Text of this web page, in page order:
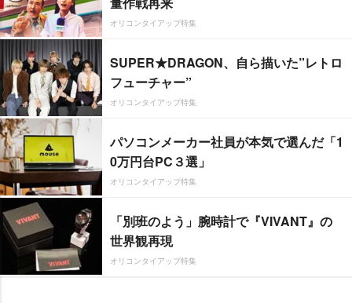
オリコンタイアップ特集
SUPER★DRAGON、自ら描いた”レトロ
フューチャー”
オリコンタイアップ特集
パソコンメーカー社員が本気で選んだ「1
0万円台PC３選」
オリコンタイアップ特集
「別班のよう」腕時計で『VIVANT』の
世界観再現
オリコンタイアップ特集